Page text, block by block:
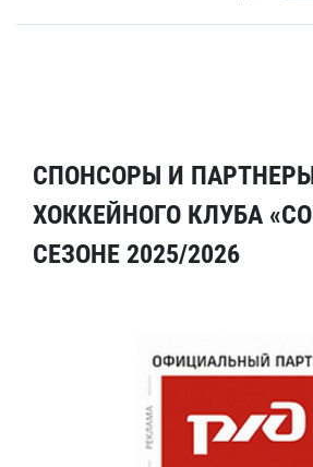
СПОНСОРЫ И
ХОККЕЙНОГО КЛУБА
СЕЗОНЕ 2025/2026